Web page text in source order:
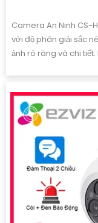
CAMERA